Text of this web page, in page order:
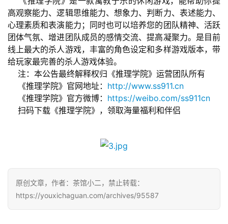
戏
休
闲
游
十
三
届
高观察能力、逻辑思维能力、想象力、判断力、表述能力、
心理素质和表演能力；同时也可以培养您的团队精神、活跃
团体气氛、增进团队成员的感情交流、提高凝聚力。是目前
线上最大的杀人游戏，丰富的角色设定和多样游戏版本，带
给玩家最完善的杀人游戏体验。
注：本公告最终解释权归《推理学院》运营团队所有
《推理学院》官网地址： http://www.ss911.cn
《推理学院》官方微博： https://weibo.com/ss911cn
扫码下载《推理学院》，领取海量福利和伴侣
原创文章，作者：茶馆小二，禁止转载：
https://youxichaguan.com/archives/95587